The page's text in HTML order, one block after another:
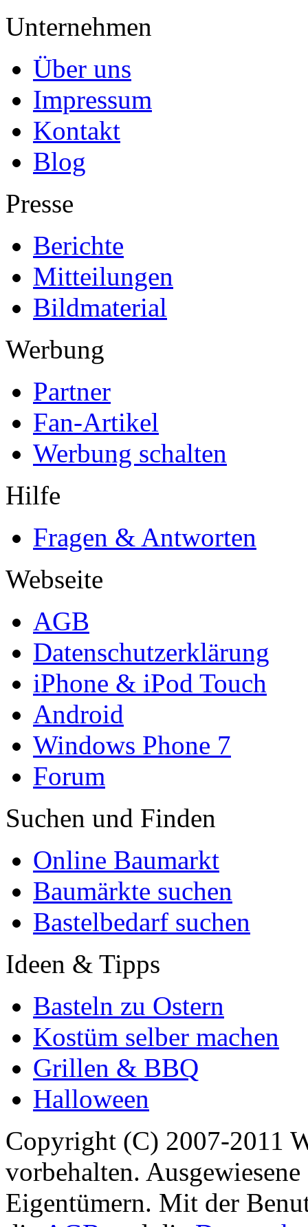
Unternehmen
Über uns
Impressum
Kontakt
Blog
Presse
Berichte
Mitteilungen
Bildmaterial
Werbung
Partner
Fan-Artikel
Werbung schalten
Hilfe
Fragen & Antworten
Webseite
AGB
Datenschutzerklärung
iPhone & iPod Touch
Android
Windows Phone 7
Forum
Suchen und Finden
Online Baumarkt
Baumärkte suchen
Bastelbedarf suchen
Ideen & Tipps
Basteln zu Ostern
Kostüm selber machen
Grillen & BBQ
Halloween
Copyright (C) 2007-2011
vorbehalten.
Eigentümern. Mit der